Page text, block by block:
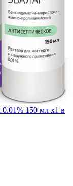
150 мл x1 в